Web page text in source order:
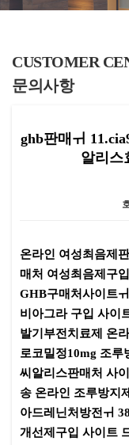
CUSTOMER
문의사항
ghb판매ㅟ
알리스
온라인 여성최음제
매처 여성최음제구
GHB구매처사이트
비아그라 구입 사이
발기부전치료제 온
로코밀정10mg 조루
씨알리스판매처 사
송 온라인 조루방지
아드레닌처방전ㅟ
개선제구입 사이트